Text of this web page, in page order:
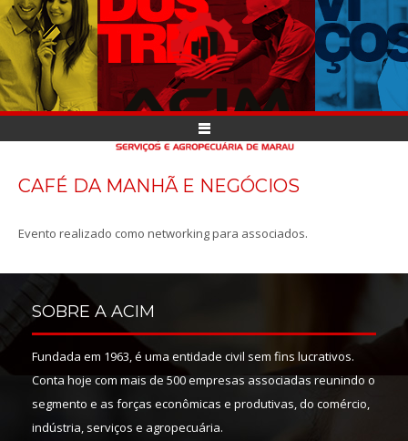
CAFÉ DA MANHÃ E NEGÓCIOS
Evento realizado como networking para associados.
SOBRE A ACIM
Fundada em 1963, é uma entidade civil sem fins lucrativos.
Conta hoje com mais de 500 empresas associadas reunindo o
segmento e as forças econômicas e produtivas, do comércio,
indústria, serviços e agropecuária.